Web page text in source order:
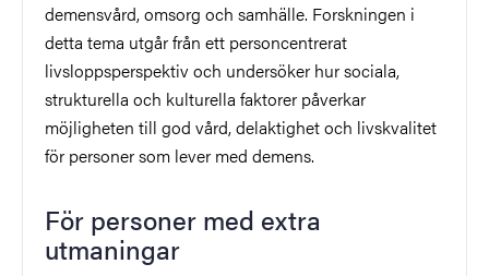
demensvård, omsorg och samhälle. Forskningen i
detta tema utgår från ett personcentrerat
livsloppsperspektiv och undersöker hur sociala,
strukturella och kulturella faktorer påverkar
möjligheten till god vård, delaktighet och livskvalitet
för personer som lever med demens.
För personer med extra
utmaningar